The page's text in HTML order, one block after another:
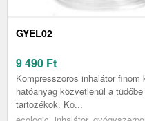
GYEL02
9 490 Ft
Kompresszoros inhalátor
hatóanyag közvetlenül a
tartozékok. Ko...